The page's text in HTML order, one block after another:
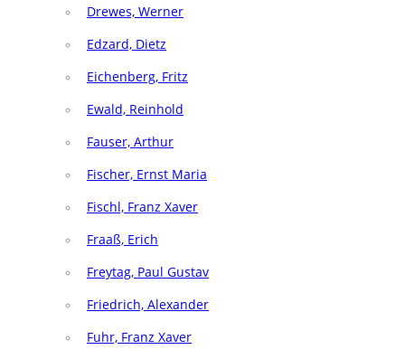
Drewes, Werner
Edzard, Dietz
Eichenberg, Fritz
Ewald, Reinhold
Fauser, Arthur
Fischer, Ernst Maria
Fischl, Franz Xaver
Fraaß, Erich
Freytag, Paul Gustav
Friedrich, Alexander
Fuhr, Franz Xaver